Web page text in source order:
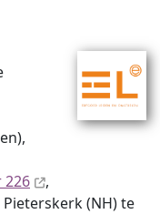
226
,
(NH) te